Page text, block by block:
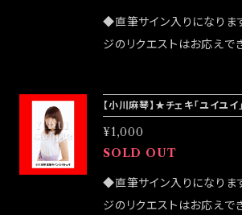
◆直筆サイン入りになりま
ジのリクエストはお応え
実にお手にしたいお客様は
ョップでのご注文をお願い
4イベント「大感謝祭」後に
【小川麻琴】★チェキ「ユイユイ
¥1,000
SOLD OUT
◆直筆サイン入りになりま
ジのリクエストはお応え